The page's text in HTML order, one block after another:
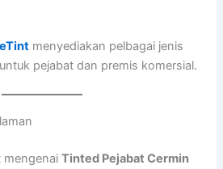
menyediakan pelbagai jenis
pejabat dan premis komersial.
mengenaiTinted Pejabat Cermin